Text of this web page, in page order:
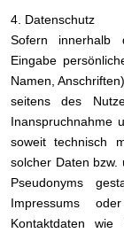
4. Datenschutz
Sofern innerhalb
Eingabe
Namen,
seitens des
Inanspruchnahme
soweit technisch
solcher Daten bzw.
Pseudonyms
Impressums
Kontaktdaten wie